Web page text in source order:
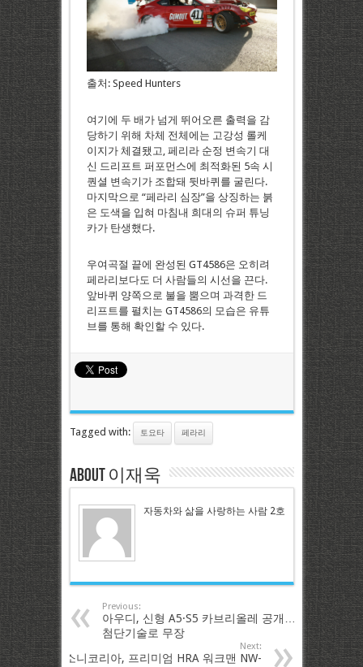
출처: Speed Hunters
여기에 두 배가 넘게 뛰어오른 출력을 감
당하기 위해 차체 전체에는 고강성 롤케
이지가 체결됐고, 페리라 순정 변속기 대
신 드리프트 퍼포먼스에 최적화된 5속 시
퀀셜 변속기가 조합돼 뒷바퀴를 굴린다.
마지막으로 “페라리 심장”을 상징하는 붉
은 도색을 입혀 마침내 희대의 슈퍼 튜닝
카가 탄생했다.
우여곡절 끝에 완성된 GT4586은 오히려
페라리보다도 더 사람들의 시선을 끈다.
앞바퀴 양쪽으로 불을 뿜으며 과격한 드
리프트를 펼치는 GT4586의 모습은 유튜
브를 통해 확인할 수 있다.
Tagged with: 토요타 페라리
About 이재욱
자동차와 삶을 사랑하는 사람 2호
Previous:
아우디, 신형 A5·S5 카브리올레 공개…
첨단기술로 무장
Next:
소니코리아, 프리미엄 HRA 워크맨 NW-